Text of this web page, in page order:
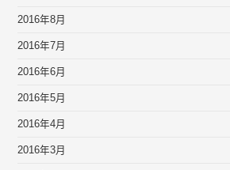
2016年8月
2016年7月
2016年6月
2016年5月
2016年4月
2016年3月